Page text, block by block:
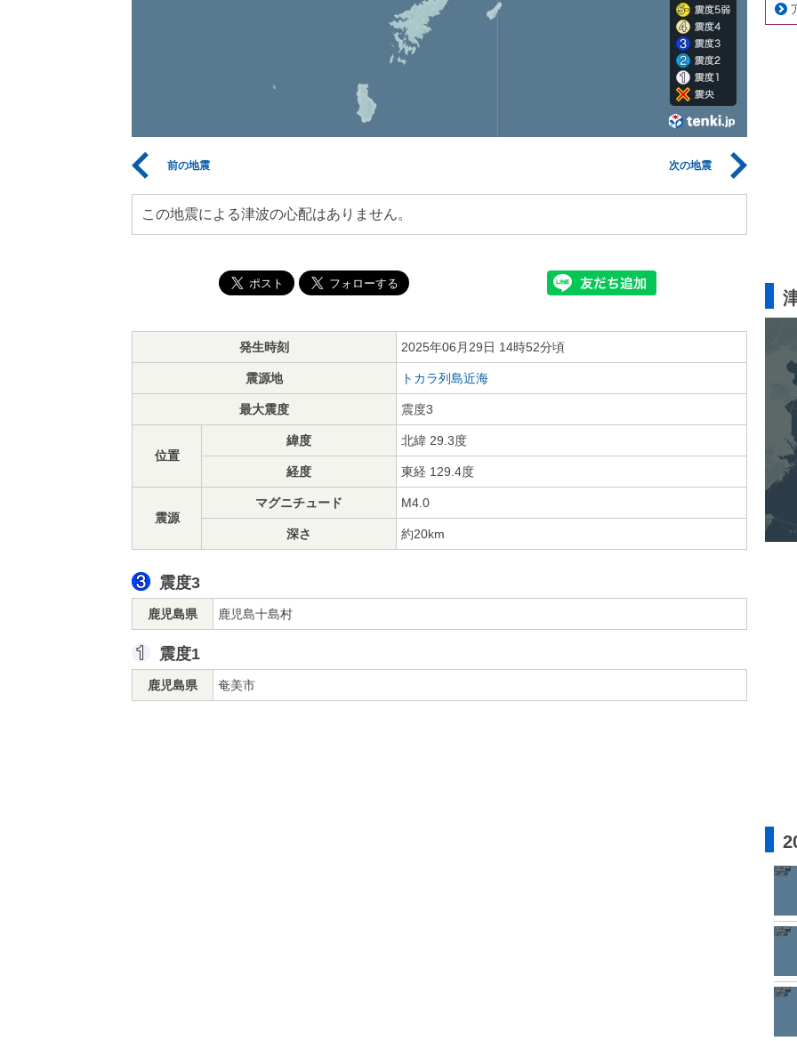
前の地震 次の地震
この地震による津波の心配はありません。
発生時刻 2025年06月29日 14時52分頃
震源地 トカラ列島近海
最大震度 震度3
位置
緯度 北緯 29.3度
経度 東経 129.4度
震源
マグニチュード M4.0
深さ 約20km
震度3
鹿児島県 鹿児島十島村
震度1
鹿児島県 奄美市